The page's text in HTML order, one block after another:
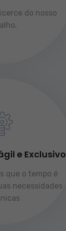
do nosso
e Exclusivo
que o tempo é
necessidades